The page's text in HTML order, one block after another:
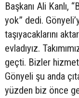
Başkanı Ali Kanlı,
yok” dedi.
taşıyacaklarını
evladıyız.
geçti. Bizler
Gönyeli şu anda
yüzden biz önce